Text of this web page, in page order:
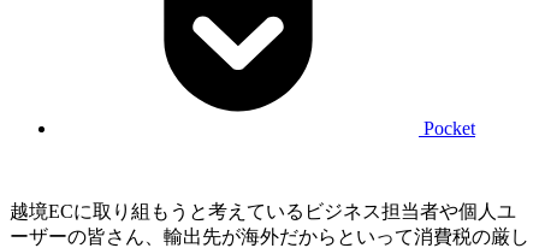
Pocket
越境ECに取り組もうと考えているビジネス担当者や個人ユ
ーザーの皆さん、輸出先が海外だからといって消費税の厳し